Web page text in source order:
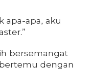
apa-apa, aku
bersemangat
dengan